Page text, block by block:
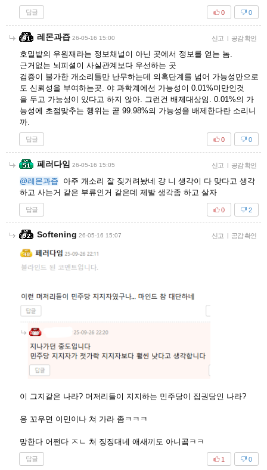
답글 0
0
레몬과즙 26-05-16 15:00 신고 | 공감 확인
호밀밭의 우원재라는 정보채널이 아닌 곳에서 정보를 얻는 놈.
근거없는 뇌피셜이 사실관계보다 우선하는 곳
검증이 불가한 개소리들만 난무하는데 의혹단계를 넘어 가능성만으로
도 신뢰성을 부여하는곳. 야 과학계에선 가능성이 0.01%미만인것
을 두고 가능성이 있다고 하지 않아. 그런건 배제대상임. 0.01%의 가
능성에 초점맞추는 행위는 곧 99.98%의 가능성을 배제한다란 소리니
까.
답글 0
0
페러다임 26-05-16 15:05 신고 | 공감 확인
@레몬과즙 아주 개소리 잘 짖거려놨네 걍 니 생각이 다 맞다고 생각
하고 사는거 같은 부류인거 같은데 제발 생각좀 하고 살자
답글 2
0
Softening 26-05-16 15:07 신고 | 공감 확인
이 그지같은 나라? 머저리들이 지지하는 민주당이 집권당인 나라?
응 꼬우면 이민이나 쳐 가라 좀ㅋㅋㅋ
망한다 어쩐다 ㅈㄴ 쳐 징징대네 애새끼도 아니곸ㅋㅋ
답글 0
1